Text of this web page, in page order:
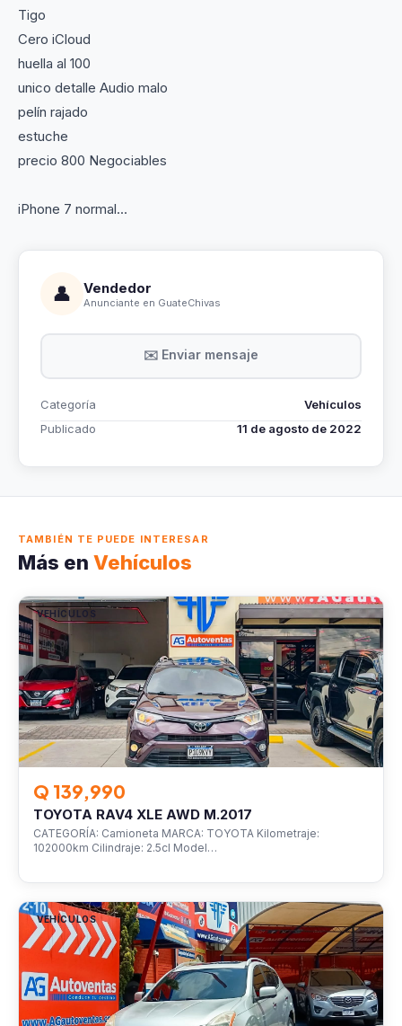
Tigo
Cero iCloud
huella al 100
unico detalle Audio malo
pelín rajado
estuche
precio 800 Negociables
iPhone 7 normal...
👤 Vendedor
Anunciante en GuateChivas
✉️ Enviar mensaje
Categoría
Vehículos
Publicado
11 de agosto de 2022
TAMBIÉN TE PUEDE INTERESAR
Más en Vehículos
VEHÍCULOS
Q 139,990
TOYOTA RAV4 XLE AWD M.2017
CATEGORÍA: Camioneta MARCA: TOYOTA Kilometraje:
102000km Cilindraje: 2.5cl Model…
VEHÍCULOS